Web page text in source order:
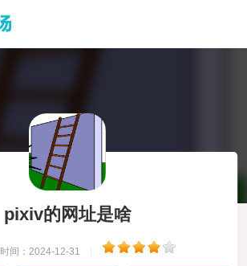
pixiv的网址是啥
时间：2024-12-31